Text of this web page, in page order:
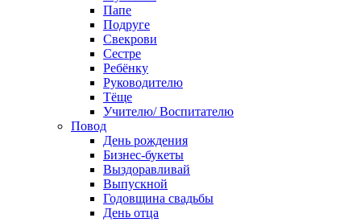
Папе
Подруге
Свекрови
Сестре
Ребёнку
Руководителю
Тёще
Учителю/ Воспитателю
Повод
День рождения
Бизнес-букеты
Выздоравливай
Выпускной
Годовщина свадьбы
День отца